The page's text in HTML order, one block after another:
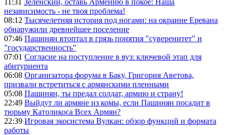
независимость - не твоя проблема!
08:12 Тысячелетняя история под ногами: на окраине Еревана
обнаружили древнейшее поселение
07:46 Пашинян втоптал в грязь понятия "суверенитет" и
"государственность"
07:01 Согласие на поступление в вуз: ключевой этап для
абитуриента
06:08 Организатора форума в Баку, Григория Аветова,
призвали встретиться с армянскими пленными
05:08 Пашинян, ты предал солдат, армию и страну!
22:49 Выйдут ли армяне из комы, если Пашинян посадит в
тюрьму Католикоса Всех Армян?
22:39 Игровая экосистема Вулкан: обзор функций и формата
работы